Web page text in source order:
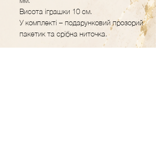
Висота іграшки 10 см.
У комплекті – подарунковий прозорий
пакетик та срібна ниточка.